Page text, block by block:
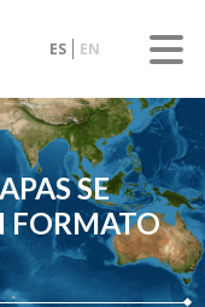
ES EN
SE
FORMATO